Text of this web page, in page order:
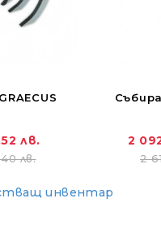
лв.
лв.
2
2
инвентар